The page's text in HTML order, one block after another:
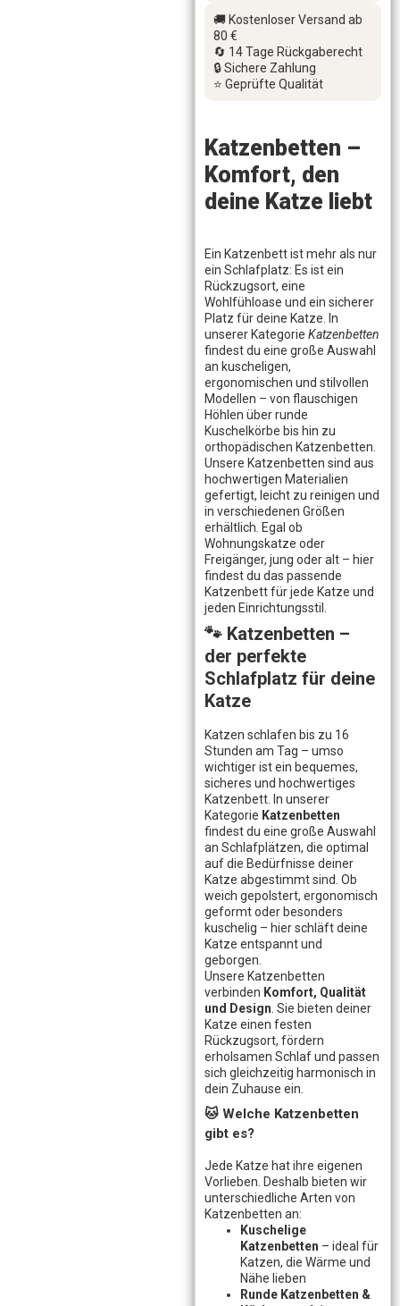
🚚 Kostenloser Versand ab
80 €
🔄 14 Tage Rückgaberecht
🔒 Sichere Zahlung
⭐ Geprüfte Qualität
Katzenbetten –
Komfort, den
deine Katze liebt
Ein Katzenbett ist mehr als nur
ein Schlafplatz: Es ist ein
Rückzugsort, eine
Wohlfühloase und ein sicherer
Platz für deine Katze. In
unserer KategorieKatzenbetten
findest du eine große Auswahl
an kuscheligen,
ergonomischen und stilvollen
Modellen – von flauschigen
Höhlen über runde
Kuschelkörbe bis hin zu
orthopädischen Katzenbetten.
Unsere Katzenbetten sind aus
hochwertigen Materialien
gefertigt, leicht zu reinigen und
in verschiedenen Größen
erhältlich. Egal ob
Wohnungskatze oder
Freigänger, jung oder alt – hier
findest du das passende
Katzenbett für jede Katze und
jeden Einrichtungsstil.
🐾 Katzenbetten –
der perfekte
Schlafplatz für deine
Katze
Katzen schlafen bis zu 16
Stunden am Tag – umso
wichtiger ist ein bequemes,
sicheres und hochwertiges
Katzenbett. In unserer
Kategorie Katzenbetten
findest du eine große Auswahl
an Schlafplätzen, die optimal
auf die Bedürfnisse deiner
Katze abgestimmt sind. Ob
weich gepolstert, ergonomisch
geformt oder besonders
kuschelig – hier schläft deine
Katze entspannt und
geborgen.
Unsere Katzenbetten
verbinden Komfort, Qualität
und Design . Sie bieten deiner
Katze einen festen
Rückzugsort, fördern
erholsamen Schlaf und passen
sich gleichzeitig harmonisch in
dein Zuhause ein.
🐱 Welche Katzenbetten
gibt es?
Jede Katze hat ihre eigenen
Vorlieben. Deshalb bieten wir
unterschiedliche Arten von
Katzenbetten an:
Kuschelige
Katzenbetten – ideal für
Katzen, die Wärme und
Nähe lieben
Runde Katzenbetten &